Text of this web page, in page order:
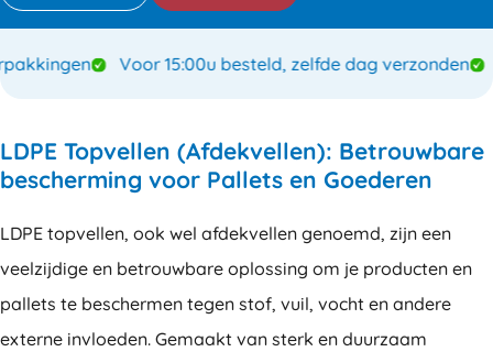
Voor 15:00u besteld, zelfde dag verzonden
LDPE Topvellen (Afdekvellen): Betrouwbare
bescherming voor Pallets en Goederen
LDPE topvellen, ook wel afdekvellen genoemd, zijn een
veelzijdige en betrouwbare oplossing om je producten en
pallets te beschermen tegen stof, vuil, vocht en andere
externe invloeden. Gemaakt van sterk en duurzaam